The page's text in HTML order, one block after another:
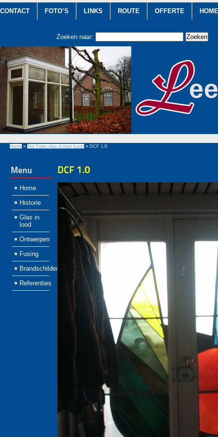
CONTACT FOTO’S LINKS ROUTE OFFERTE HOME
Zoeken naar:
Home » Ted Felen glas-in-lood kunst » DCF 1.0
Menu
Home
Historie
Glas in
lood
Ontwerpen
Fusing
Brandschilderen
Referenties
DCF 1.0